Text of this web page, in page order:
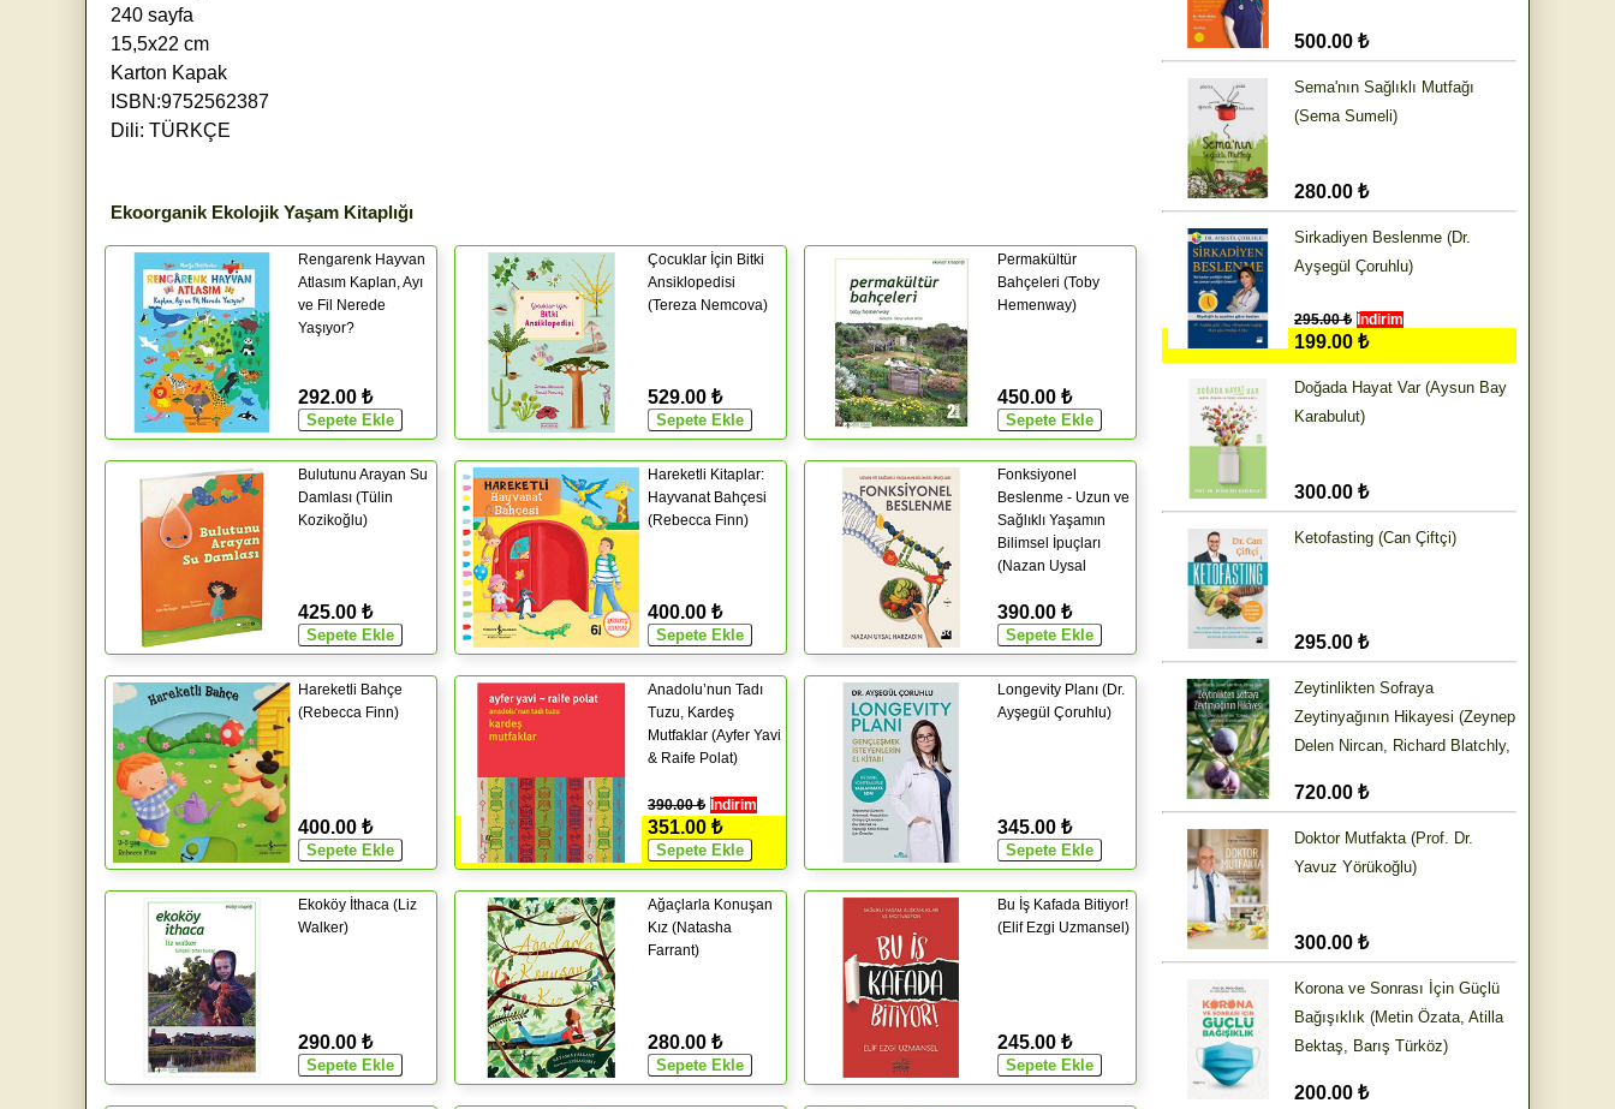
240 sayfa
15,5x22 cm
Karton Kapak
ISBN:9752562387
Dili: TÜRKÇE
Ekoorganik Ekolojik Yaşam Kitaplığı
Rengarenk Hayvan
Atlasım Kaplan, Ayı
ve Fil Nerede
Yaşıyor?
292.00 ₺
Çocuklar İçin Bitki
Ansiklopedisi
(Tereza Nemcova)
529.00 ₺
Permakültür
Bahçeleri (Toby
Hemenway)
450.00 ₺
Bulutunu Arayan Su
Damlası (Tülin
Kozikoğlu)
425.00 ₺
Hareketli Kitaplar:
Hayvanat Bahçesi
(Rebecca Finn)
400.00 ₺
Fonksiyonel
Beslenme - Uzun ve
Sağlıklı Yaşamın
Bilimsel İpuçları
(Nazan Uysal
390.00 ₺
Hareketli Bahçe
(Rebecca Finn)
400.00 ₺
Anadolu’nun Tadı
Tuzu, Kardeş
Mutfaklar (Ayfer Yavi
& Raife Polat)
390.00 ₺ İndirim
351.00 ₺
Longevity Planı (Dr.
Ayşegül Çoruhlu)
345.00 ₺
Ekoköy İthaca (Liz
Walker)
290.00 ₺
Ağaçlarla Konuşan
Kız (Natasha
Farrant)
280.00 ₺
Bu İş Kafada Bitiyor!
(Elif Ezgi Uzmansel)
245.00 ₺
500.00 ₺
Sema'nın Sağlıklı Mutfağı
(Sema Sumeli)
280.00 ₺
Sirkadiyen Beslenme (Dr.
Ayşegül Çoruhlu)
295.00 ₺ İndirim
199.00 ₺
Doğada Hayat Var (Aysun Bay
Karabulut)
300.00 ₺
Ketofasting (Can Çiftçi)
295.00 ₺
Zeytinlikten Sofraya
Zeytinyağının Hikayesi (Zeynep
Delen Nircan, Richard Blatchly,
720.00 ₺
Doktor Mutfakta (Prof. Dr.
Yavuz Yörükoğlu)
300.00 ₺
Korona ve Sonrası İçin Güçlü
Bağışıklık (Metin Özata, Atilla
Bektaş, Barış Türköz)
200.00 ₺